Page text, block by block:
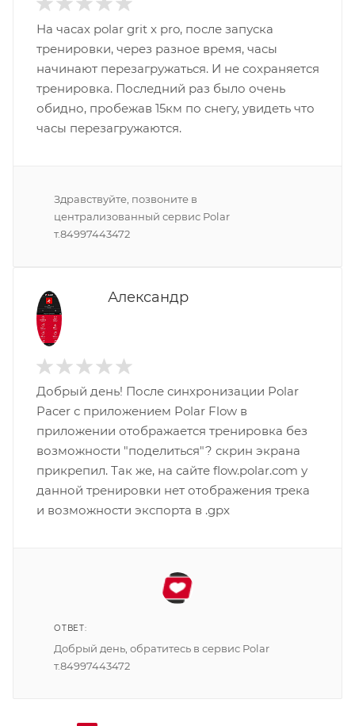
На часах polar grit x pro, после запуска
тренировки, через разное время, часы
начинают перезагружаться. И не сохраняется
тренировка. Последний раз было очень
обидно, пробежав 15км по снегу, увидеть что
часы перезагружаются.
Здравствуйте, позвоните в
централизованный сервис Polar
т.84997443472
Александр
Добрый день! После синхронизации Polar
Pacer с приложением Polar Flow в
приложении отображается тренировка без
возможности "поделиться"? скрин экрана
прикрепил. Так же, на сайте flow.polar.com у
данной тренировки нет отображения трека
и возможности экспорта в .gpx
ОТВЕТ:
Добрый день, обратитесь в сервис Polar
т.84997443472